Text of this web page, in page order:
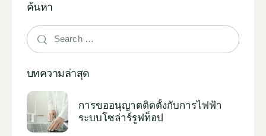
ค้นหา
บทความล่าสุด
การขออนุญาตติดตั้งกับการไฟฟ้า
ระบบโซล่าร์รูฟท็อป